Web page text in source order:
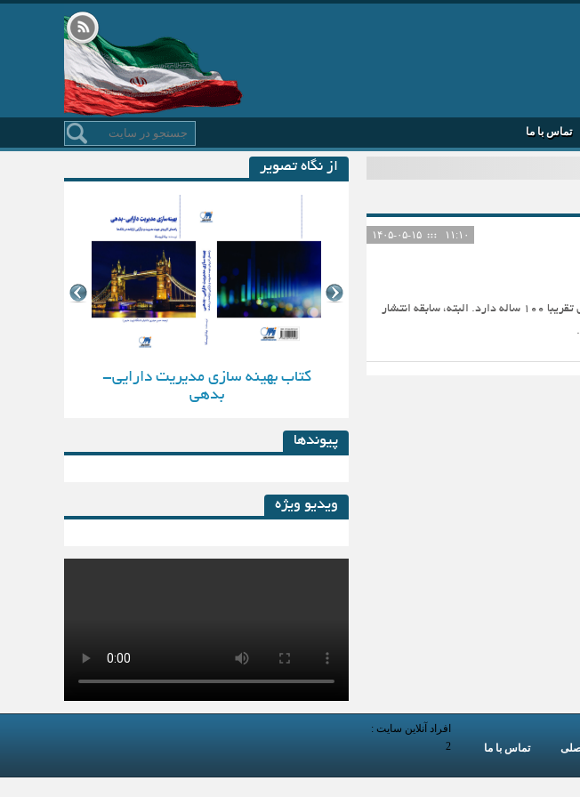
تماس با ما
۱۱:۱۰
دکتر علی ططری پژوهشگر تاریخ اقتصادی انتشار مجلات تخصصی اقتصادی در ایران سابقه‌ای تقریبا ۱۰۰ ساله دارد. البته، سابقه انتشار
از نگاه تصویر
کتاب بهینه سازی مدیریت دارایی-
بدهی
پیوندها
ویدیو ویژه
تماس با ما
افراد آنلاین سایت :
2